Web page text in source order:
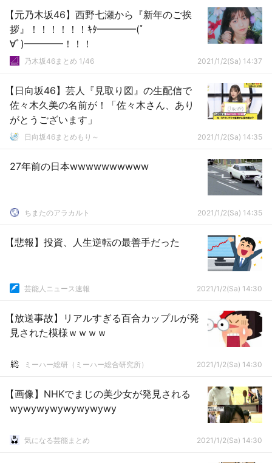
【元乃木坂46】西野七瀬から『新年のご挨
拶』！！！！！！ｷﾀ━━━━(ﾟ
∀ﾟ)━━━━！！！
乃木坂46まとめ 1/46 2021/1/2(Sa) 14:37
【日向坂46】芸人『見取り図』の生配信で
佐々木久美の名前が！「佐々木さん、あり
がとうございます」
日向坂46まとめもり～ 2021/1/2(Sa) 14:35
27年前の日本wwwwwwwwww
ちまたのアラカルト 2021/1/2(Sa) 14:35
【悲報】投資、人生逆転の最善手だった
芸能人ニュース速報 2021/1/2(Sa) 14:30
【放送事故】リアルすぎる百合カップルが発
見された模様ｗｗｗｗ
ミーハー総研（ミーハー総合研究所） 2021/1/2(Sa) 14:30
【画像】NHKでまじの美少女が発見される
wywywywywywywywy
気になる芸能まとめ 2021/1/2(Sa) 14:30